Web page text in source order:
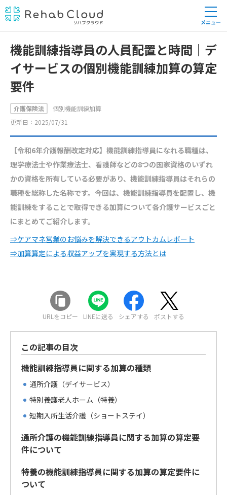
メニュー
機能訓練指導員の人員配置と時間｜デ
イサービスの個別機能訓練加算の算定
要件
介護保険法
個別機能訓練加算
更新日：2025/07/31
【令和6年介護報酬改定対応】機能訓練指導員になれる職種は、
理学療法士や作業療法士、看護師などの8つの国家資格のいずれ
かの資格を所有している必要があり、機能訓練指導員はそれらの
職種を総称した名称です。今回は、機能訓練指導員を配置し、機
能訓練をすることで取得できる加算について各介護サービスごと
にまとめてご紹介します。
⇒ケアマネ営業のお悩みを解決できるアウトカムレポート
⇒加算算定による収益アップを実現する方法とは
URLをコピー LINEに送る シェアする ポストする
この記事の目次
機能訓練指導員に関する加算の種類
通所介護（デイサービス）
特別養護老人ホーム（特養）
短期入所生活介護（ショートステイ）
通所介護の機能訓練指導員に関する加算の算定要
件について
特養の機能訓練指導員に関する加算の算定要件に
ついて